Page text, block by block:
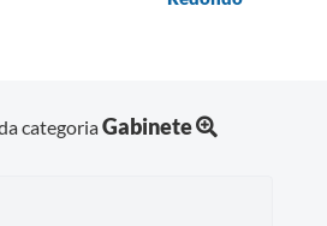
categoriaGabinete